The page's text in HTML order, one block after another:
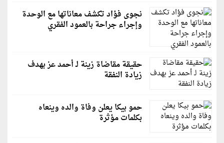
نجوى فؤاد تكشف معاناتها مع الوحدة
وإجراء جراحة بالعمود الفقري
حقيقة مقاضاة زينة لـ أحمد عز بهدف
زيادة النفقة
حمو بيكا يعلن وفاة والده وينعاه
بكلمات مؤثرة